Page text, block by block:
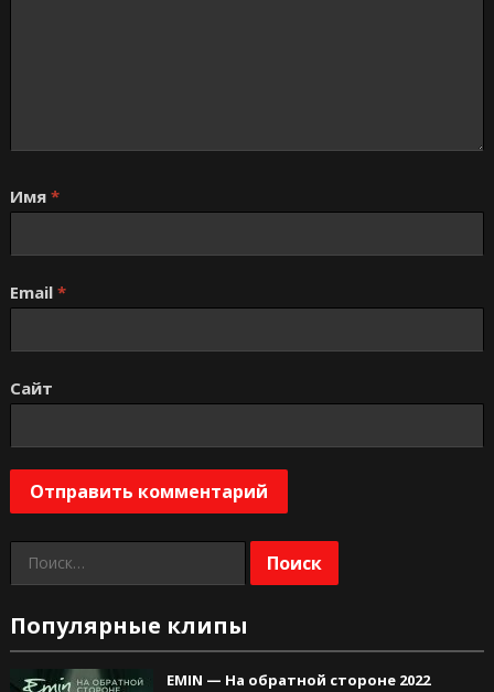
Имя *
Email *
Сайт
Найти:
Популярные клипы
EMIN — На обратной стороне 2022